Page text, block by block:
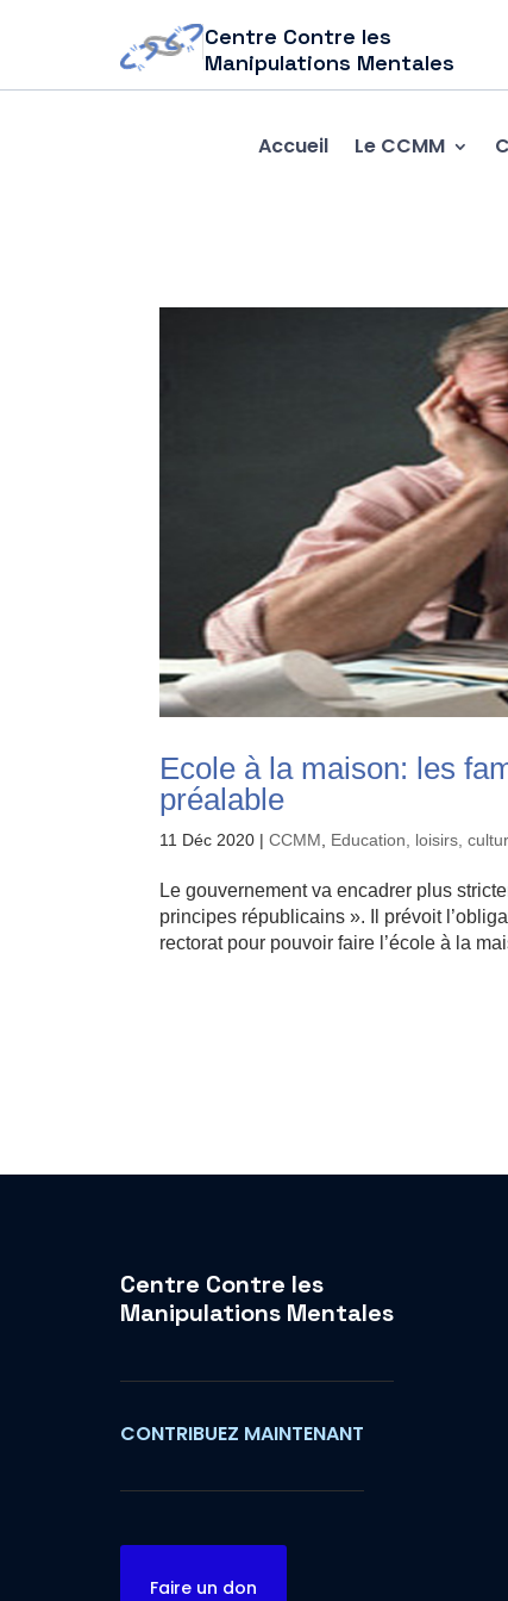
Centre Contre les
Manipulations Mentales
Accueil Le CCMM
Ecole à la maison: les
préalable
11 Déc 2020 |CCMM Education, loisirs,
Le gouvernement va encadrer plus
principes républicains ». Il prévoit
rectorat pour pouvoir faire l’école à la
Centre Contre les
Manipulations Mentales
CONTRIBUEZ MAINTENANT
Faire un don